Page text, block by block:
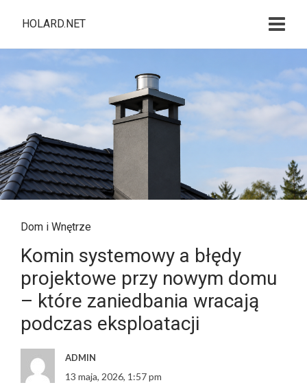
HOLARD.NET
Dom i Wnętrze
Komin systemowy a błędy
projektowe przy nowym domu
– które zaniedbania wracają
podczas eksploatacji
ADMIN
13 maja, 2026, 1:57 pm